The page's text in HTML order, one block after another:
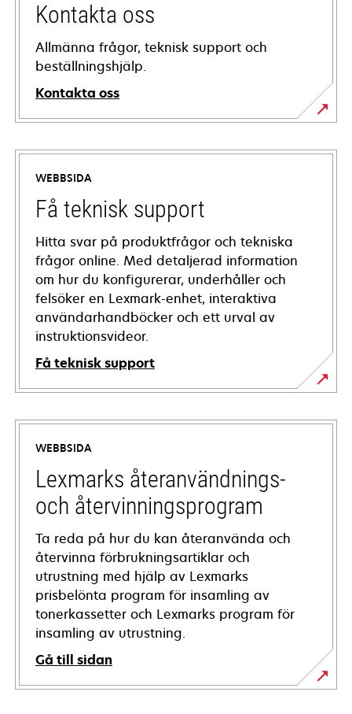
Kontakta oss
Allmänna frågor, teknisk support och
beställningshjälp.
Kontakta oss
WEBBSIDA
Få teknisk support
Hitta svar på produktfrågor och tekniska
frågor online. Med detaljerad information
om hur du konfigurerar, underhåller och
felsöker en Lexmark-enhet, interaktiva
användarhandböcker och ett urval av
instruktionsvideor.
Få teknisk support
opens
in
new
tab
WEBBSIDA
Lexmarks återanvändnings-
och återvinningsprogram
Ta reda på hur du kan återanvända och
återvinna förbrukningsartiklar och
utrustning med hjälp av Lexmarks
prisbelönta program för insamling av
tonerkassetter och Lexmarks program för
insamling av utrustning.
Gå till sidan